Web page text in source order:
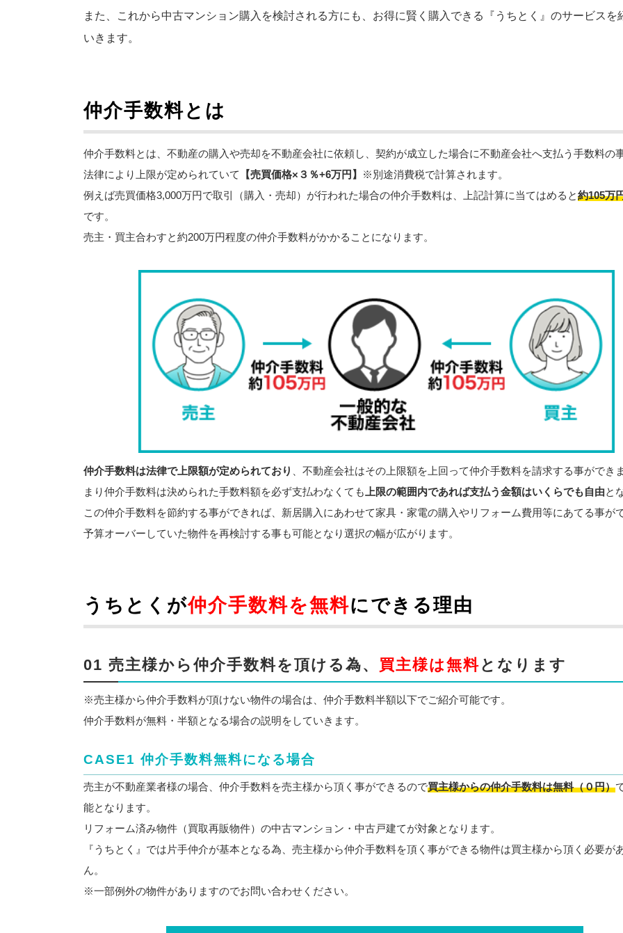
また、これから中古マンション購入を検討される方にも、お得に賢く購入できる『うちとく』のサービスを
いきます。
仲介手数料とは
仲介手数料とは、不動産の購入や売却を不動産会社に依頼し、契約が成立した場合に不動産会社へ支払う手数料の事
法律により上限が定められていて
【売買価格×３％+6万円】
※別途消費税で計算されます。
例えば売買価格3,000万円で取引（購入・売却）が行われた場合の仲介手数料は、上記計算に当てはめると約105万
です。
売主・買主合わすと約200万円程度の仲介手数料がかかることになります。
仲介手数料は法律で上限額が定められており
、不動産会社はその上限額を上回って仲介手数料を請求する事ができ
まり仲介手数料は決められた手数料額を必ず支払わなくても 上限の範囲内であれば支払う金額はいくらでも自由と
この仲介手数料を節約する事ができれば、新居購入にあわせて家具・家電の購入やリフォーム費用等にあてる事が
予算オーバーしていた物件を再検討する事も可能となり選択の幅が広がります。
うちとくが仲介手数料を無料にできる理由
01 売主様から仲介手数料を頂ける為、 買主様は無料となります
※売主様から仲介手数料が頂けない物件の場合は、仲介手数料半額以下でご紹介可能です。
仲介手数料が無料・半額となる場合の説明をしていきます。
CASE1 仲介手数料無料になる場合
売主が不動産業者様の場合、仲介手数料を売主様から頂く事ができるので買主様からの仲介手数料は無料（０円）
能となります。
リフォーム済み物件（買取再販物件）の中古マンション・中古戸建てが対象となります。
『うちとく』では片手仲介が基本となる為、売主様から仲介手数料を頂く事ができる物件は買主様から頂く必要が
ん。
※一部例外の物件がありますのでお問い合わせください。